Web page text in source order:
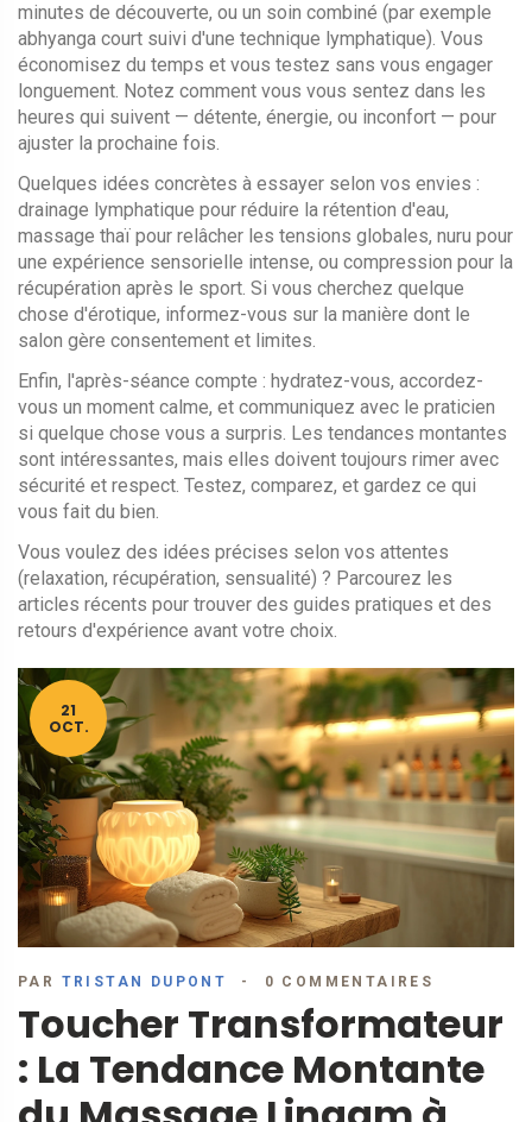
minutes de découverte, ou un soin combiné (par exemple
abhyanga court suivi d'une technique lymphatique). Vous
économisez du temps et vous testez sans vous engager
longuement. Notez comment vous vous sentez dans les
heures qui suivent — détente, énergie, ou inconfort — pour
ajuster la prochaine fois.
Quelques idées concrètes à essayer selon vos envies :
drainage lymphatique pour réduire la rétention d'eau,
massage thaï pour relâcher les tensions globales, nuru pour
une expérience sensorielle intense, ou compression pour la
récupération après le sport. Si vous cherchez quelque
chose d'érotique, informez-vous sur la manière dont le
salon gère consentement et limites.
Enfin, l'après-séance compte : hydratez-vous, accordez-
vous un moment calme, et communiquez avec le praticien
si quelque chose vous a surpris. Les tendances montantes
sont intéressantes, mais elles doivent toujours rimer avec
sécurité et respect. Testez, comparez, et gardez ce qui
vous fait du bien.
Vous voulez des idées précises selon vos attentes
(relaxation, récupération, sensualité) ? Parcourez les
articles récents pour trouver des guides pratiques et des
retours d'expérience avant votre choix.
21
OCT.
PAR TRISTAN DUPONT 0 COMMENTAIRES
Toucher Transformateur
: La Tendance Montante